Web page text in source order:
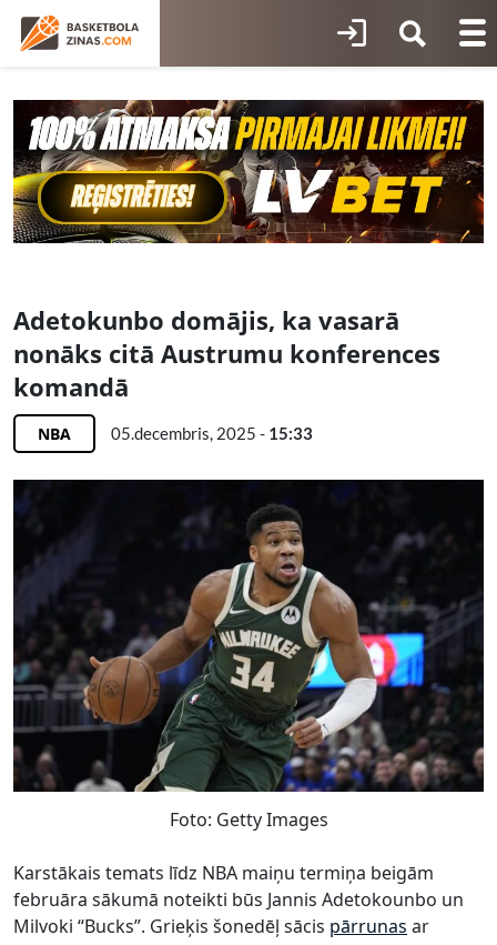
Adetokunbo domājis, ka vasarā
nonāks citā Austrumu konferences
komandā
NBA 05.decembris, 2025 - 15:33
Foto: Getty Images
Karstākais temats līdz NBA maiņu termiņa beigām
februāra sākumā noteikti būs Jannis Adetokounbo un
Milvoki “Bucks”. Grieķis šonedēļ sācis pārrunas ar